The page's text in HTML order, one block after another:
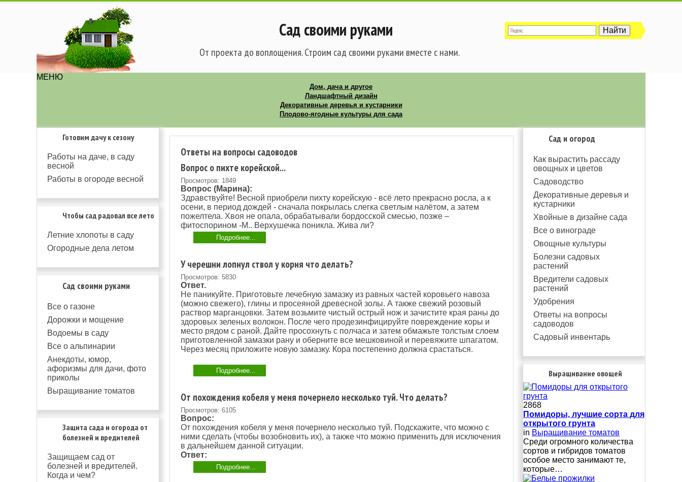
Сад своими руками
От проекта до воплощения. Строим сад своими руками вместе с нами.
МЕНЮ
Дом, дача и другое
Ландшафтный дизайн
Декоративные деревья и кустарники
Плодово-ягодные культуры для сада
Готовим дачу к сезону
Работы на даче, в саду
весной
Работы в огороде весной
Чтобы сад радовал все лето
Летние хлопоты в саду
Огородные дела летом
Сад своими руками
Все о газоне
Дорожки и мощение
Водоемы в саду
Все о альпинарии
Анекдоты, юмор,
афоризмы для дачи, фото
приколы
Выращивание томатов
Защита сада и огорода от
болезней и вредителей
Защищаем сад от
болезней и вредителей.
Когда и чем?
Ответы на вопросы садоводов
Вопрос о пихте корейской...
Просмотров: 1849
Вопрос (Марина):
Здравствуйте! Весной приобрели пихту корейскую - всё лето прекрасно росла, а к
осени, в период дождей - сначала покрылась cлегка светлым налётом, а затем
пожелтела. Хвоя не опала, обрабатывали бордосской смесью, позже –
фитоспорином -М.. Верхушечка поникла. Жива ли?
Подробнее...
У черешни лопнул ствол у корня что делать?
Просмотров: 5830
Ответ.
Не паникуйте. Приготовьте лечебную замазку из равных частей коровьего навоза
(можно свежего), глины и просеяной древесной золы. А также свежий розовый
раствор марганцовки. Затем возьмите чистый острый нож и зачистите края раны до
здоровых зеленых волокон. После чего продезинфицируйте повреждение коры и
место рядом с раной. Дайте просохнуть с полчаса и затем обмажьте толстым слоем
приготовленной замазки рану и оберните все мешковиной и перевяжите шпагатом.
Через месяц приложите новую замазку. Кора постепенно должна срастаться.
Подробнее...
От похождения кобеля у меня почернело несколько туй. Что делать?
Просмотров: 6105
Вопрос:
От похождения кобеля у меня почернело несколько туй. Подскажите, что можно с
ними сделать (чтобы возобновить их), а также что можно применить для исключения
в дальнейшем данной ситуации.
Ответ:
Подробнее...
Сад и огород
Как вырастить рассаду
овощных и цветов
Садоводство
Декоративные деревья и
кустарники
Хвойные в дизайне сада
Все о винограде
Овощные культуры
Болезни садовых
растений
Вредители садовых
растений
Удобрения
Ответы на вопросы
садоводов
Садовый инвентарь
Выращивание овощей
2868
Помидоры, лучшие сорта для
открытого грунта
in Выращивание томатов
Среди огромного количества
сортов и гибридов томатов
особое место занимают те,
которые…